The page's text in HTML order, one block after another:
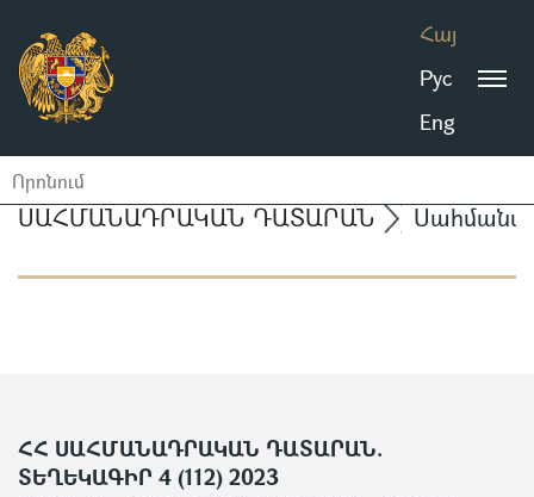
Հայ
Рус
Eng
ՍԱՀՄԱՆԱԴՐԱԿԱՆ ԴԱՏԱՐԱՆ
ՀՀ ՍԱՀՄԱՆԱԴՐԱԿԱՆ ԴԱՏԱՐԱՆ.
ՏԵՂԵԿԱԳԻՐ 4 (112) 2023